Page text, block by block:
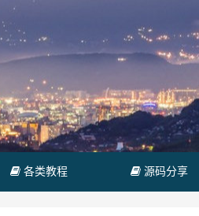
各类教程 源码分享